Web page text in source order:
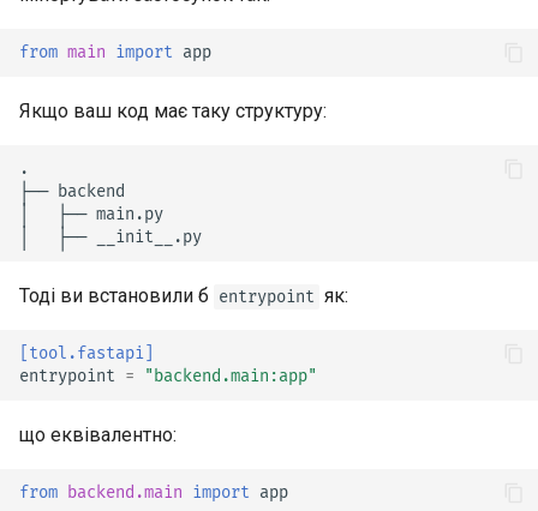
from main import app
Якщо ваш код має таку структуру:
Тоді ви встановили б entrypoint як:
[tool.fastapi]
entrypoint = "backend.main:app"
що еквівалентно:
from backend.main import app